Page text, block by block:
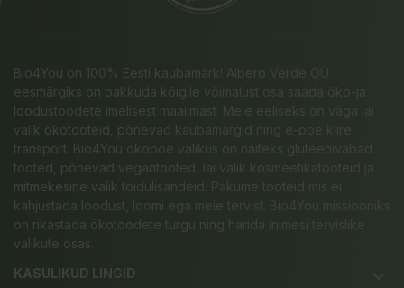
Bio4You on 100% Eesti kaubamärk! Albero Verde OÜ
eesmärgiks on pakkuda kõigile võimalust osa saada öko-ja
loodustoodete imelisest maailmast. Meie eeliseks on väga lai
valik ökotooteid, põnevad kaubamärgid ning e-poe kiire
transport. Bio4You ökopoe valikus on näiteks gluteenivabad
tooted, põnevad vegantooted, lai valik kosmeetikatooteid ja
mitmekesine valik toidulisandeid. Pakume tooteid mis ei
kahjustada loodust, loomi ega meie tervist. Bio4You missiooniks
on rikastada ökotoodete turgu ning harida inimesi tervislike
valikute osas.
KASULIKUD LINGID
keyboard_arrow_down